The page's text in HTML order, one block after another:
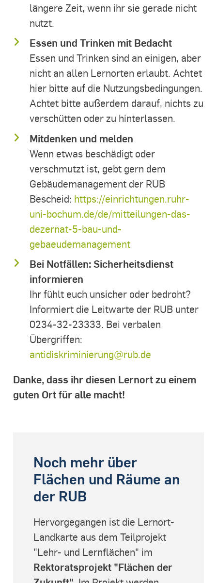
längere Zeit, wenn ihr sie gerade nicht
nutzt.
Essen und Trinken mit Bedacht
Essen und Trinken sind an einigen, aber
nicht an allen Lernorten erlaubt. Achtet
hier bitte auf die Nutzungsbedingungen.
Achtet bitte außerdem darauf, nichts zu
verschütten oder zu hinterlassen.
Mitdenken und melden
Wenn etwas beschädigt oder
verschmutzt ist, gebt gern dem
Gebäudemanagement der RUB
Bescheid: https://einrichtungen.ruhr-
uni-bochum.de/de/mitteilungen-das-
dezernat-5-bau-und-
gebaeudemanagement
Bei Notfällen: Sicherheitsdienst
informieren
Ihr fühlt euch unsicher oder bedroht?
Informiert die Leitwarte der RUB unter
0234-32-23333. Bei verbalen
Übergriffen:
antidiskriminierung@rub.de
Danke, dass ihr diesen Lernort zu einem
guten Ort für alle macht!
Noch mehr über
Flächen und Räume an
der RUB
Hervorgegangen ist die Lernort-
Landkarte aus dem Teilprojekt
"Lehr- und Lernflächen" im
Rektoratsprojekt "Flächen der